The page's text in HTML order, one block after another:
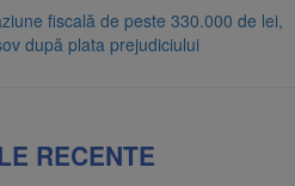
fiscală de peste 330.000 de lei,
după plata prejudiciului
RECENTE